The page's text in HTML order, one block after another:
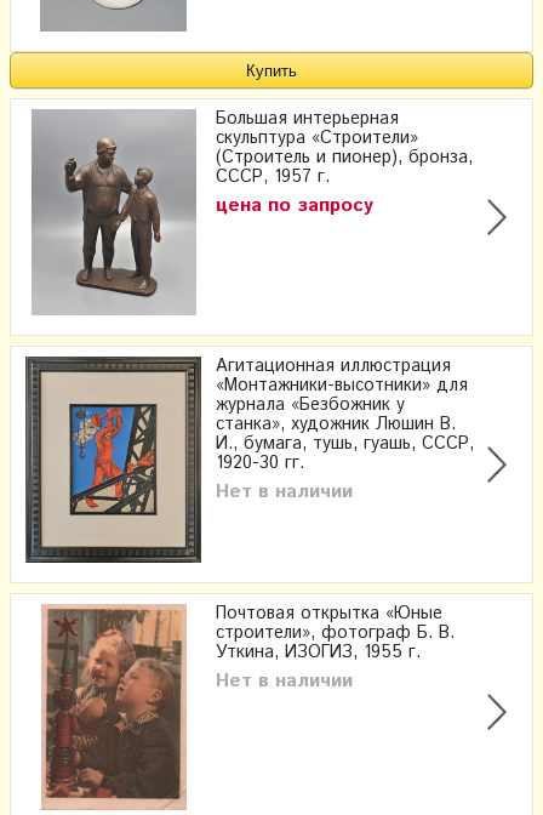
Большая интерьерная
скульптура «Строители»
(Строитель и пионер), бронза,
СССР, 1957 г.
цена по запросу
Агитационная иллюстрация
«Монтажники-высотники» для
журнала «Безбожник у
станка», художник Люшин В.
И., бумага, тушь, гуашь, СССР,
1920-30 гг.
Нет в наличии
Почтовая открытка «Юные
строители», фотограф Б. В.
Уткина, ИЗОГИЗ, 1955 г.
Нет в наличии